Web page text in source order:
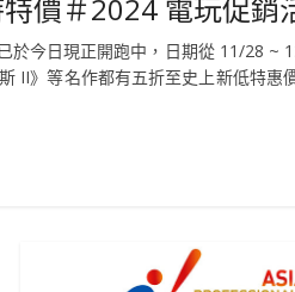
價＃2024 電玩促銷
於今日現正開跑中，日期從 11/28 ~
II》等名作都有五折至史上新低特惠